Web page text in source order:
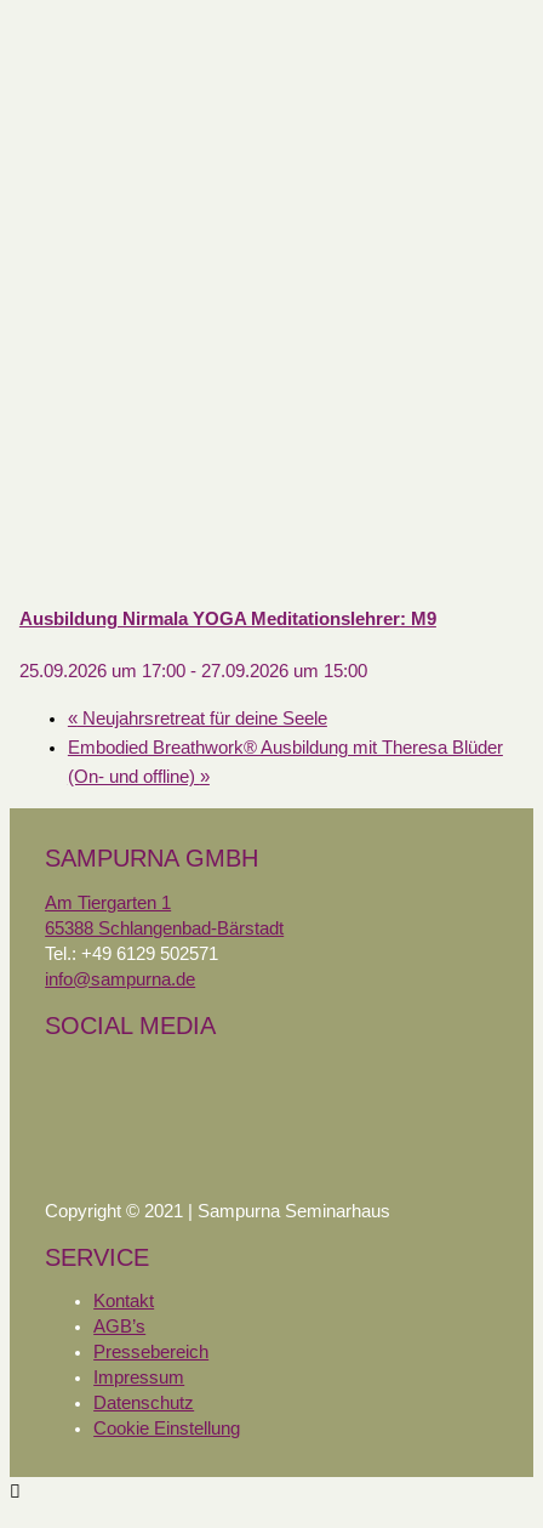
Ausbildung Nirmala YOGA Meditationslehrer: M9
25.09.2026 um 17:00- 27.09.2026 um 15:00
«Neujahrsretreat für deine Seele
Embodied Breathwork® Ausbildung mit Theresa Blüder
(On- und offline) »
SAMPURNA GMBH
Am Tiergarten 1
65388 Schlangenbad-Bärstadt
Tel.: +49 6129 502571
info@sampurna.de
SOCIAL MEDIA
Copyright © 2021 | Sampurna Seminarhaus
SERVICE
Kontakt
AGB’s
Pressebereich
Impressum
Datenschutz
Cookie Einstellung